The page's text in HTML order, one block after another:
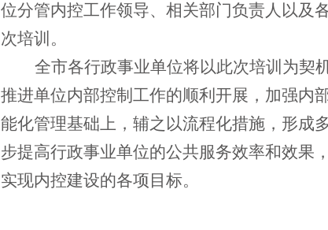
位分管内控工作领导、相关部门负责人以及
次培训。
全市各行政事业单位将以此次培训为契
推进单位内部控制工作的顺利开展，加强内
能化管理基础上，辅之以流程化措施，形成
步提高行政事业单位的公共服务效率和效果
实现内控建设的各项目标。